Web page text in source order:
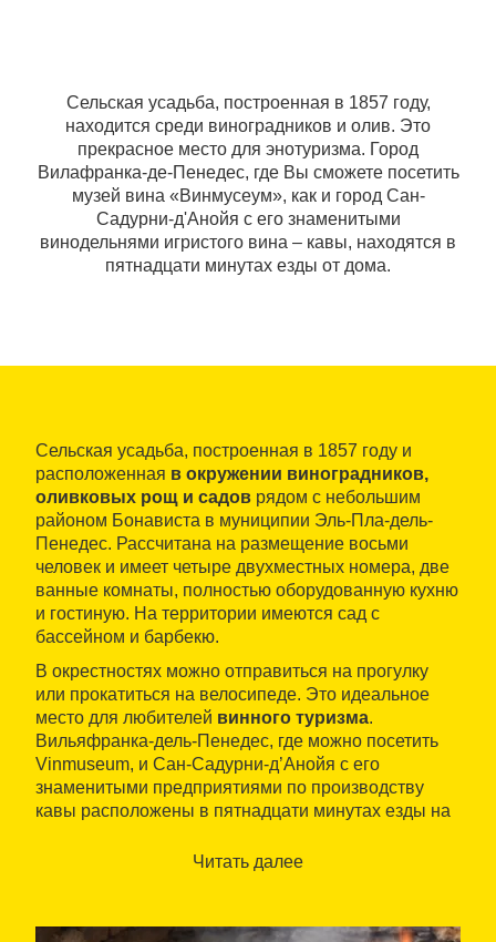
Сельская усадьба, построенная в 1857 году,
находится среди виноградников и олив. Это
прекрасное место для энотуризма. Город
Вилафранка-де-Пенедес, где Вы сможете посетить
музей вина «Винмусеум», как и город Сан-
Садурни-д'Анойя с его знаменитыми
винодельнями игристого вина ‒ кавы, находятся в
пятнадцати минутах езды от дома.
Сельская усадьба, построенная в 1857 году и
расположенная в окружении виноградников,
оливковых рощ и садов рядом с небольшим
районом Бонависта в муниципии Эль-Пла-дель-
Пенедес. Рассчитана на размещение восьми
человек и имеет четыре двухместных номера, две
ванные комнаты, полностью оборудованную кухню
и гостиную. На территории имеются сад с
бассейном и барбекю.
В окрестностях можно отправиться на прогулку
или прокатиться на велосипеде. Это идеальное
место для любителей винного туризма.
Вильяфранка-дель-Пенедес, где можно посетить
Vinmuseum, и Сан-Садурни-д’Анойя с его
знаменитыми предприятиями по производству
кавы расположены в пятнадцати минутах езды на
расположенном всего в трех минутах от дома,
отдых, Сиджес, Виланова-и-ла-Желтру и Калафель
Читать далее